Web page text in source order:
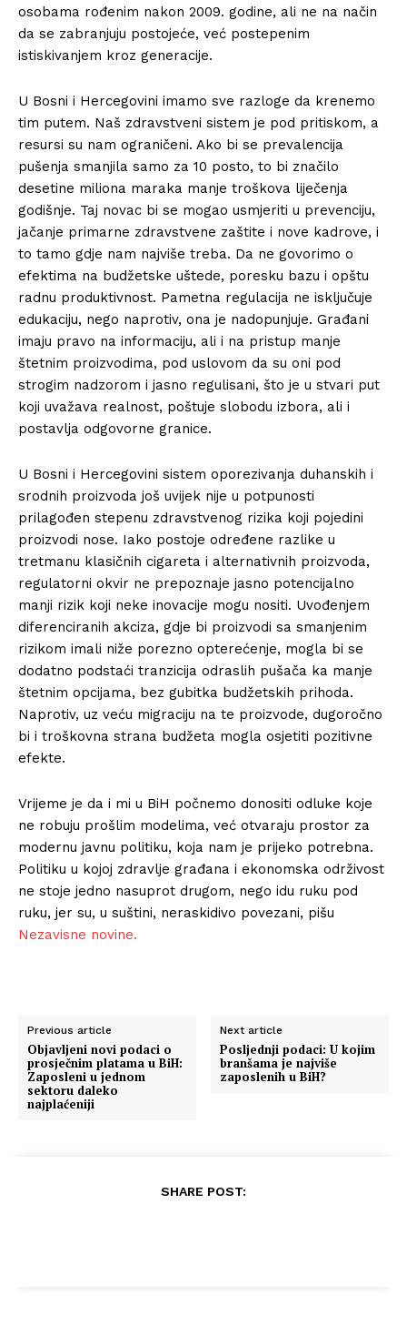
osobama rođenim nakon 2009. godine, ali ne na način
da se zabranjuju postojeće, već postepenim
istiskivanjem kroz generacije.
U Bosni i Hercegovini imamo sve razloge da krenemo
tim putem. Naš zdravstveni sistem je pod pritiskom, a
resursi su nam ograničeni. Ako bi se prevalencija
pušenja smanjila samo za 10 posto, to bi značilo
desetine miliona maraka manje troškova liječenja
godišnje. Taj novac bi se mogao usmjeriti u prevenciju,
jačanje primarne zdravstvene zaštite i nove kadrove, i
to tamo gdje nam najviše treba. Da ne govorimo o
efektima na budžetske uštede, poresku bazu i opštu
radnu produktivnost. Pametna regulacija ne isključuje
edukaciju, nego naprotiv, ona je nadopunjuje. Građani
imaju pravo na informaciju, ali i na pristup manje
štetnim proizvodima, pod uslovom da su oni pod
strogim nadzorom i jasno regulisani, što je u stvari put
koji uvažava realnost, poštuje slobodu izbora, ali i
postavlja odgovorne granice.
U Bosni i Hercegovini sistem oporezivanja duhanskih i
srodnih proizvoda još uvijek nije u potpunosti
prilagođen stepenu zdravstvenog rizika koji pojedini
proizvodi nose. Iako postoje određene razlike u
tretmanu klasičnih cigareta i alternativnih proizvoda,
regulatorni okvir ne prepoznaje jasno potencijalno
manji rizik koji neke inovacije mogu nositi. Uvođenjem
diferenciranih akciza, gdje bi proizvodi sa smanjenim
rizikom imali niže porezno opterećenje, mogla bi se
dodatno podstaći tranzicija odraslih pušača ka manje
štetnim opcijama, bez gubitka budžetskih prihoda.
Naprotiv, uz veću migraciju na te proizvode, dugoročno
bi i troškovna strana budžeta mogla osjetiti pozitivne
efekte.
Vrijeme je da i mi u BiH počnemo donositi odluke koje
ne robuju prošlim modelima, već otvaraju prostor za
modernu javnu politiku, koja nam je prijeko potrebna.
Politiku u kojoj zdravlje građana i ekonomska održivost
ne stoje jedno nasuprot drugom, nego idu ruku pod
ruku, jer su, u suštini, neraskidivo povezani, pišu
Nezavisne novine.
Previous article
Objavljeni novi podaci o
prosječnim platama u BiH:
Zaposleni u jednom
sektoru daleko
najplaćeniji
Next article
Posljednji podaci: U kojim
branšama je najviše
zaposlenih u BiH?
SHARE POST: